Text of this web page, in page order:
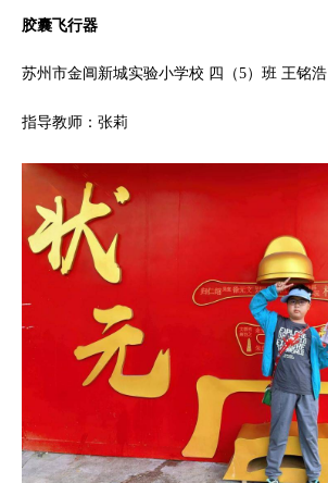
胶囊飞行器
苏州市金阊新城实验小学校 四（5）班 王铭浩
指导教师：张莉